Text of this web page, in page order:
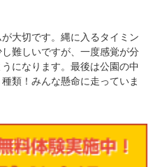
大切です。縄に入るタイミン
難しいですが、一度感覚が分
になります。最後は公園の中
類！みんな懸命に走っていま